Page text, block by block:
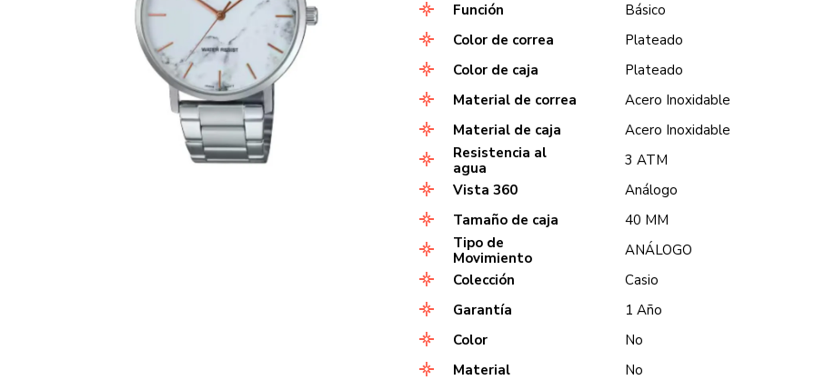
Función
Básico
Color de correa
Plateado
Color de caja
Plateado
Material de correa
Acero Inoxidable
Material de caja
Acero Inoxidable
Resistencia al
agua
3 ATM
Vista 360
Análogo
Tamaño de caja
40 MM
Tipo de
Movimiento
ANÁLOGO
Colección
Casio
Garantía
1 Año
Color
No
Material
No